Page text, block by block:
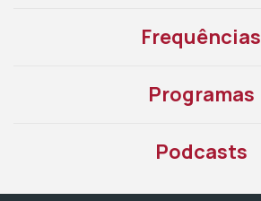
Frequências
Programas
Podcasts